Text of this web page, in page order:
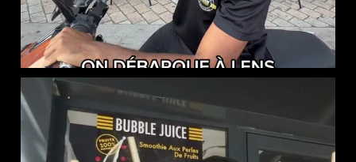
NOUVEAUTÉ CHEZ CHICKEN STREET
...
45 0